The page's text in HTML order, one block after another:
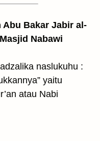
Abu Bakar Jabir al-
Nabawi
yaitu
atau Nabi